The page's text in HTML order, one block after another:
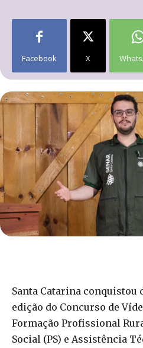
Facebook X
Santa Catarina conquistou
edição do Concurso de
Formação Profissional
Social (PS) e Assistência